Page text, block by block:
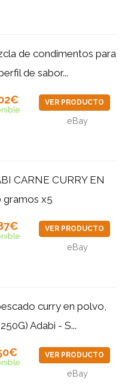
de condimentos para
de sabor...
VER PRODUCTO
eBay
CARNE CURRY EN
gramos x5
VER PRODUCTO
eBay
curry en polvo,
Adabi - S...
VER PRODUCTO
eBay